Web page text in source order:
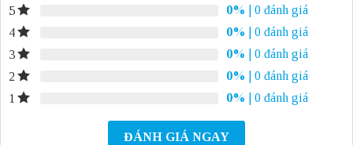
5 0%
| 0 đánh giá
4
0%
| 0 đánh giá
3
0%
| 0 đánh giá
2
0%
| 0 đánh giá
1
0% | 0 đánh giá
ĐÁNH GIÁ NGAY